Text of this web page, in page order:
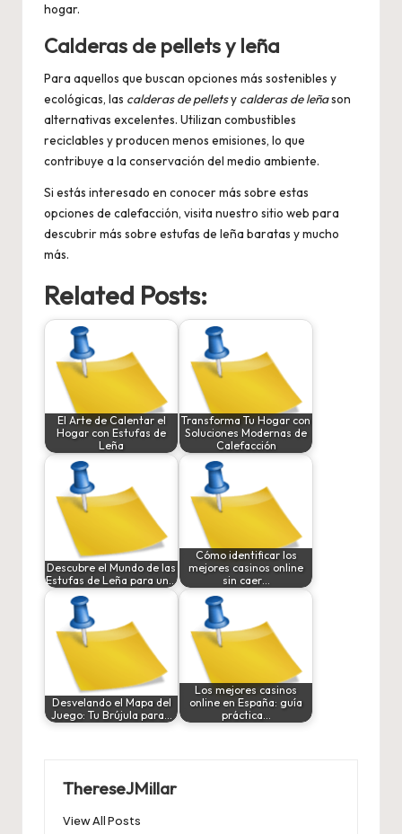
hogar.
Calderas de pellets y leña
Para aquellos que buscan opciones más sostenibles y
ecológicas, las calderas de pelletsy calderas de leñason
alternativas excelentes. Utilizan combustibles
reciclables y producen menos emisiones, lo que
contribuye a la conservación del medio ambiente.
Si estás interesado en conocer más sobre estas
opciones de calefacción, visita nuestro sitio web para
descubrir más sobre estufas de leña baratas y mucho
más.
Related Posts:
El Arte de Calentar el
Hogar con Estufas de
Leña
Transforma Tu Hogar con
Soluciones Modernas de
Calefacción
Descubre el Mundo de las
Estufas de Leña para un…
Cómo identificar los
mejores casinos online
sin caer…
Desvelando el Mapa del
Juego: Tu Brújula para…
Los mejores casinos
online en España: guía
práctica…
ThereseJMillar
View All Posts